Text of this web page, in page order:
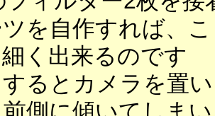
を自作すれば、こ
く出来るのです
るとカメラを置い